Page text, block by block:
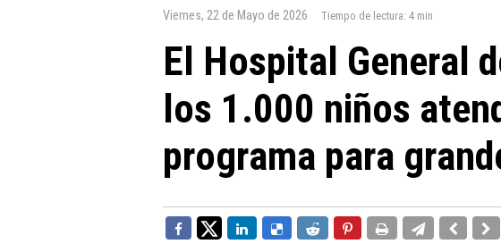
Viernes, 22 de Mayo de 2026 Tiempo de lectura: 4 min
El Hospital General
los 1.000 niños
programa para